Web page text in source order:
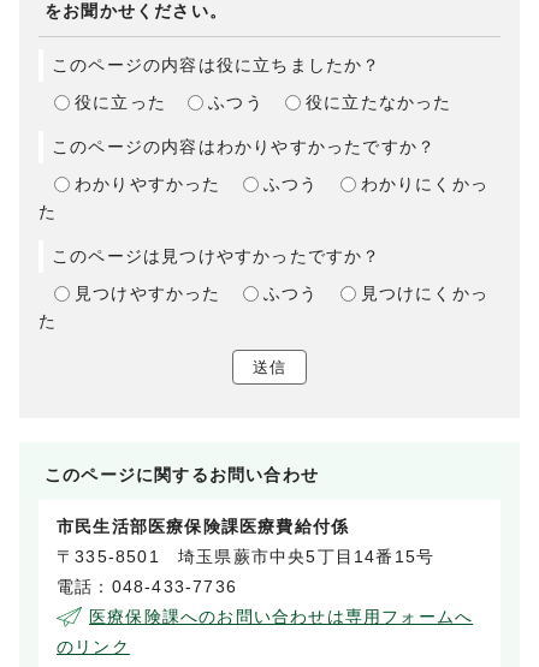
をお聞かせください。
このページの内容は役に立ちましたか？
役に立った
ふつう 役に立たなかった
このページの内容はわかりやすかったですか？
わかりやすかった
ふつう
わかりにくかっ
た
このページは見つけやすかったですか？
見つけやすかった
ふつう
見つけにくかっ
た
送信
このページに関するお問い合わせ
市民生活部医療保険課医療費給付係
〒335-8501 埼玉県蕨市中央5丁目14番15号
電話：048-433-7736
医療保険課へのお問い合わせは専用フォームへ
のリンク